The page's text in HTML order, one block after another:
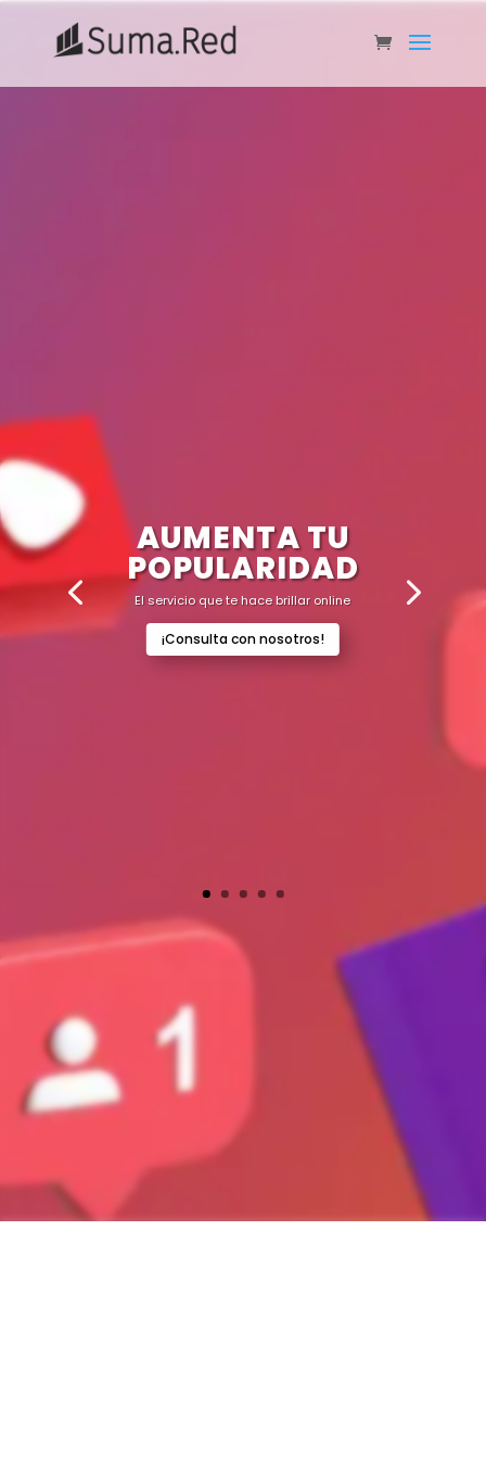
AUMENTA TU
POPULARIDAD
El servicio que te hace brillar online
¡Consulta con nosotros!